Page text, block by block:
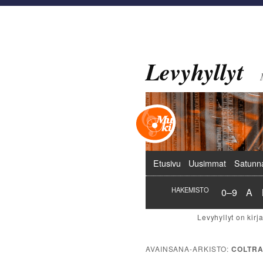
Levyhyllyt
Päävalikko
Etusivu Uusimmat
HAKEMISTO 0–9 A
AVAINSANA-ARKISTO: